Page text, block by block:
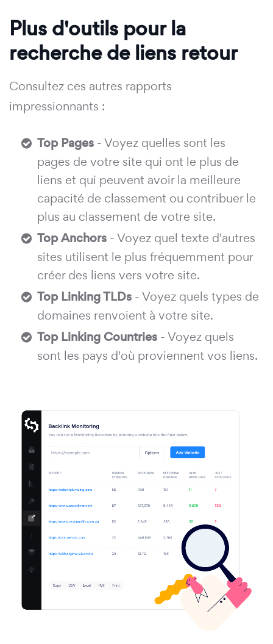
Plus d'outils pour la
recherche de liens retour
Consultez ces autres rapports
impressionnants :
Top Pages - Voyez quelles sont les
pages de votre site qui ont le plus de
liens et qui peuvent avoir la meilleure
capacité de classement ou contribuer le
plus au classement de votre site.
Top Anchors - Voyez quel texte d'autres
sites utilisent le plus fréquemment pour
créer des liens vers votre site.
Top Linking TLDs - Voyez quels types de
domaines renvoient à votre site.
Top Linking Countries - Voyez quels
sont les pays d'où proviennent vos liens.